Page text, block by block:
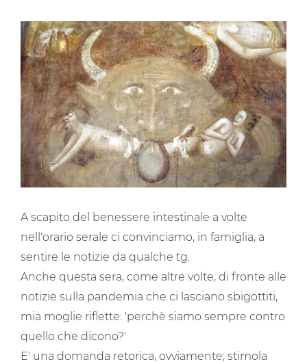
A scapito del benessere intestinale a volte
nell'orario serale ci convinciamo, in famiglia, a
sentire le notizie da qualche tg.
Anche questa sera, come altre volte, di fronte alle
notizie sulla pandemia che ci lasciano sbigottiti,
mia moglie riflette: 'perchè siamo sempre contro
quello che dicono?'
E' una domanda retorica, ovviamente; stimola